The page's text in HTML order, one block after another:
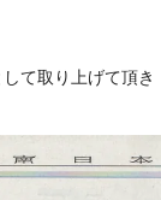
て取り上げて頂き